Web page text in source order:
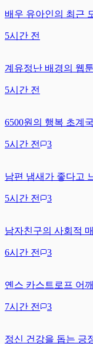
배우 유아인의 최근
5시간 전
계유정난 배경의 웹
5시간 전
6500원의 행복 초계
5시간 전 3
남편 냄새가 좋다고
5시간 전 3
남자친구의 사회적
6시간 전 3
옌스 카스트로프 어
7시간 전 3
정신 건강을 돕는 긍